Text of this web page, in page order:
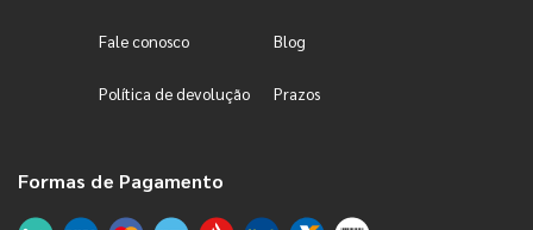
Fale conosco Blog
Política de devolução Prazos
Formas de Pagamento